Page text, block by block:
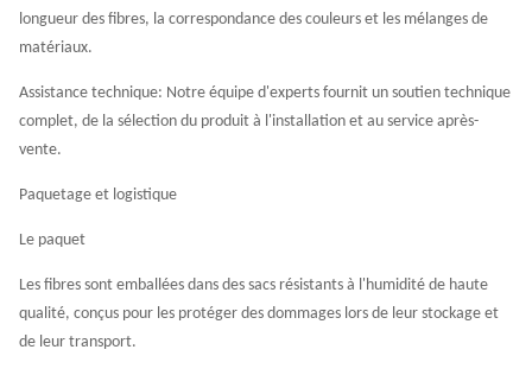
longueur des fibres, la correspondance des couleurs et les mélanges de
matériaux.
Assistance technique: Notre équipe d'experts fournit un soutien technique
complet, de la sélection du produit à l'installation et au service après-
vente.
Paquetage et logistique
Le paquet
Les fibres sont emballées dans des sacs résistants à l'humidité de haute
qualité, conçus pour les protéger des dommages lors de leur stockage et
de leur transport.